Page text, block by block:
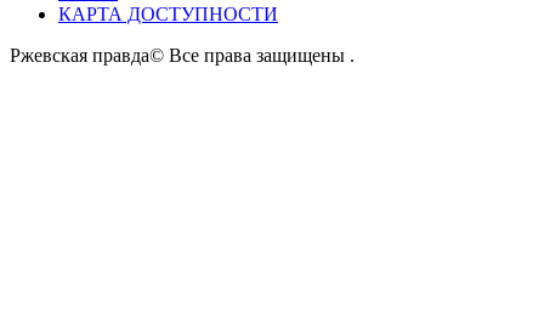
КАРТА ДОСТУПНОСТИ
Ржевская правда© Все права защищены .